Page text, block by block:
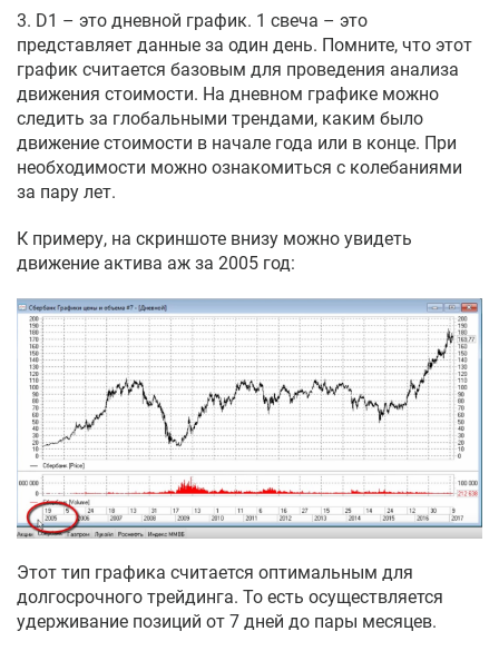
3. D1 – это дневной график. 1 свеча – это
представляет данные за один день. Помните, что этот
график считается базовым для проведения анализа
движения стоимости. На дневном графике можно
следить за глобальными трендами, каким было
движение стоимости в начале года или в конце. При
необходимости можно ознакомиться с колебаниями
за пару лет.
К примеру, на скриншоте внизу можно увидеть
движение актива аж за 2005 год:
Этот тип графика считается оптимальным для
долгосрочного трейдинга. То есть осуществляется
удерживание позиций от 7 дней до пары месяцев.